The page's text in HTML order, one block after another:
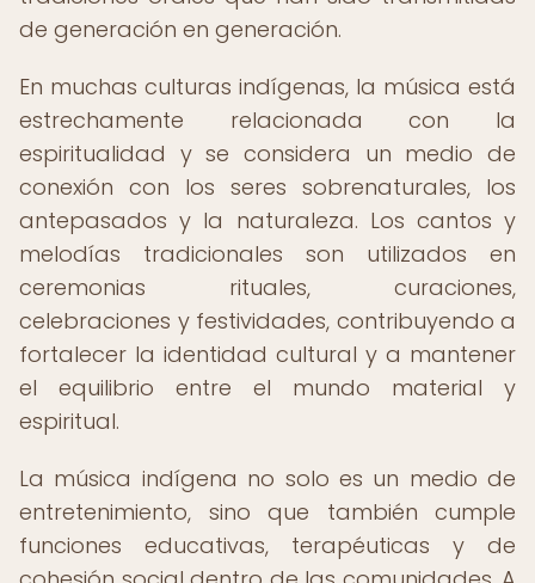
de generación en generación.
En muchas culturas indígenas, la música está
estrechamente relacionada con la
espiritualidad y se considera un medio de
conexión con los seres sobrenaturales, los
antepasados y la naturaleza. Los cantos y
melodías tradicionales son utilizados en
ceremonias rituales, curaciones,
celebraciones y festividades, contribuyendo a
fortalecer la identidad cultural y a mantener
el equilibrio entre el mundo material y
espiritual.
La música indígena no solo es un medio de
entretenimiento, sino que también cumple
funciones educativas, terapéuticas y de